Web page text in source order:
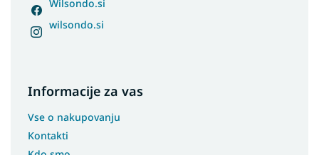
Wilsondo.si
wilsondo.si
Informacije za vas
Vse o nakupovanju
Kontakti